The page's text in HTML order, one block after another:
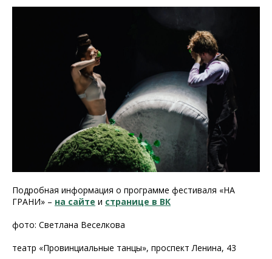
Подробная информация о программе фестиваля «НА
ГРАНИ» – на сайте и странице в ВК
фото: Светлана Веселкова
театр «Провинциальные танцы», проспект Ленина, 43